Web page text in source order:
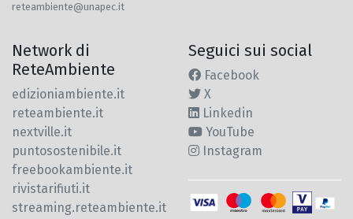
reteambiente@unapec.it
Network di
ReteAmbiente
edizioniambiente.it
reteambiente.it
nextville.it
puntosostenibile.it
freebookambiente.it
rivistarifiuti.it
streaming.reteambiente.it
Seguici sui social
Facebook
X
Linkedin
YouTube
Instagram